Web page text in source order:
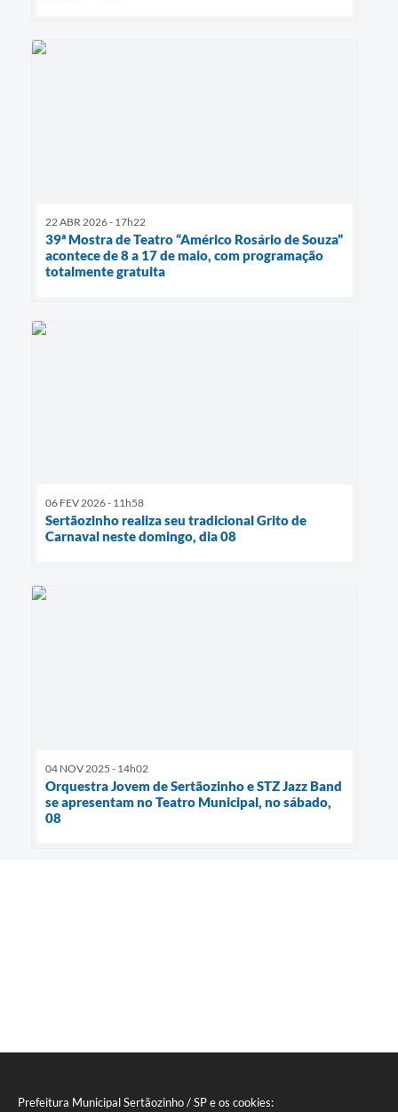
Prefeitura Municipal Sertãozinho / SP e os cookies:
22 ABR 2026 - 17h22
39ª Mostra de Teatro “Américo Rosário de Souza”
acontece de 8 a 17 de maio, com programação
totalmente gratuita
06 FEV 2026 - 11h58
Sertãozinho realiza seu tradicional Grito de
Carnaval neste domingo, dia 08
04 NOV 2025 - 14h02
Orquestra Jovem de Sertãozinho e STZ Jazz Band
se apresentam no Teatro Municipal, no sábado,
08